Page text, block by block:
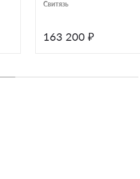
Свитязь
163 200 ₽